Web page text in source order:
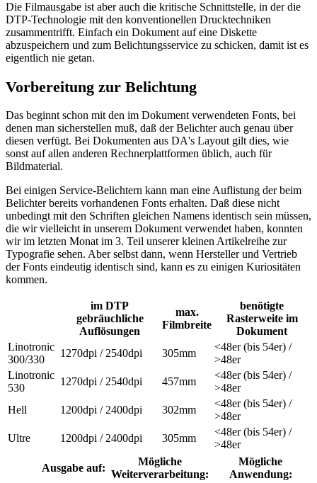
Die Filmausgabe ist aber auch die kritische Schnittstelle, in der die
DTP-Technologie mit den konventionellen Drucktechniken
zusammentrifft. Einfach ein Dokument auf eine Diskette
abzuspeichern und zum Belichtungsservice zu schicken, damit ist es
eigentlich nie getan.
Vorbereitung zur Belichtung
Das beginnt schon mit den im Dokument verwendeten Fonts, bei
denen man sicherstellen muß, daß der Belichter auch genau über
diesen verfügt. Bei Dokumenten aus DA's Layout gilt dies, wie
sonst auf allen anderen Rechnerplattformen üblich, auch für
Bildmaterial.
Bei einigen Service-Belichtern kann man eine Auflistung der beim
Belichter bereits vorhandenen Fonts erhalten. Daß diese nicht
unbedingt mit den Schriften gleichen Namens identisch sein müssen,
die wir vielleicht in unserem Dokument verwendet haben, konnten
wir im letzten Monat im 3. Teil unserer kleinen Artikelreihe zur
Typografie sehen. Aber selbst dann, wenn Hersteller und Vertrieb
der Fonts eindeutig identisch sind, kann es zu einigen Kuriositäten
kommen.
im DTP
gebräuchliche
Auflösungen
max.
Filmbreite
benötigte
Rasterweite im
Dokument
Linotronic
300/330
1270dpi / 2540dpi 305mm
<48er (bis 54er) /
>48er
Linotronic
530
1270dpi / 2540dpi 457mm
<48er (bis 54er) /
>48er
Hell
1200dpi / 2400dpi 302mm
<48er (bis 54er) /
>48er
Ultre
1200dpi / 2400dpi 305mm
<48er (bis 54er) /
>48er
Ausgabe auf:
Mögliche
Weiterverarbeitung:
Mögliche
Anwendung: